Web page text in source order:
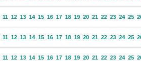
11 12 13 14 15 16 17 18 19 20 21 22 23 24 25
11 12 13 14 15 16 17 18 19 20 21 22 23 24 25
11 12 13 14 15 16 17 18 19 20 21 22 23 24 25